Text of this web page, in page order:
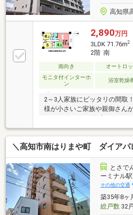
高知県
2,890万円
3LDK 71.76m2
2階 南
南向き オートロ
モニタ付インターホ
ン
浴室乾燥
2～3人家族にピッタリの間取
様が小さいご家族や親御さん
場所です！週末のお出かけは
＼高知市南はりまや町 ダイアパ
とさで
ーミナル
その他の交通
築35年8ヶ
総戸数32